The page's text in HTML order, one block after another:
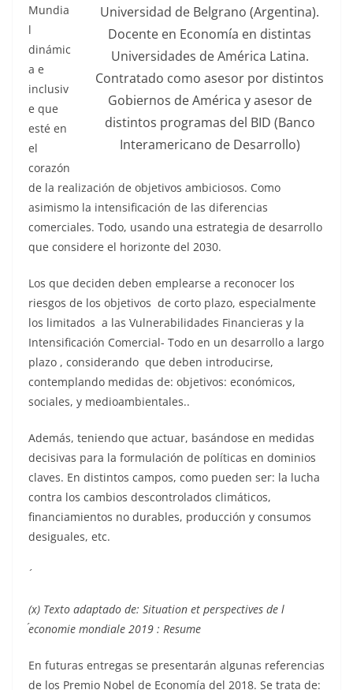
Universidad de Belgrano (Argentina).
Docente en Economía en distintas
Universidades de América Latina.
Contratado como asesor por distintos
Gobiernos de América y asesor de
distintos programas del BID (Banco
Interamericano de Desarrollo)
Mundia
l
dinámic
a e
inclusiv
e que
esté en
el
corazón
de la realización de objetivos ambiciosos. Como
asimismo la intensificación de las diferencias
comerciales. Todo, usando una estrategia de desarrollo
que considere el horizonte del 2030.
Los que deciden deben emplearse a reconocer los
riesgos de los objetivos de corto plazo, especialmente
los limitados a las Vulnerabilidades Financieras y la
Intensificación Comercial- Todo en un desarrollo a largo
plazo , considerando que deben introducirse,
contemplando medidas de: objetivos: económicos,
sociales, y medioambientales..
Además, teniendo que actuar, basándose en medidas
decisivas para la formulación de políticas en dominios
claves. En distintos campos, como pueden ser: la lucha
contra los cambios descontrolados climáticos,
financiamientos no durables, producción y consumos
desiguales, etc.
(x) Texto adaptado de: Situation et perspectives de l
´economie mondiale 2019 : Resume
En futuras entregas se presentarán algunas referencias
de los Premio Nobel de Economía del 2018. Se trata de: